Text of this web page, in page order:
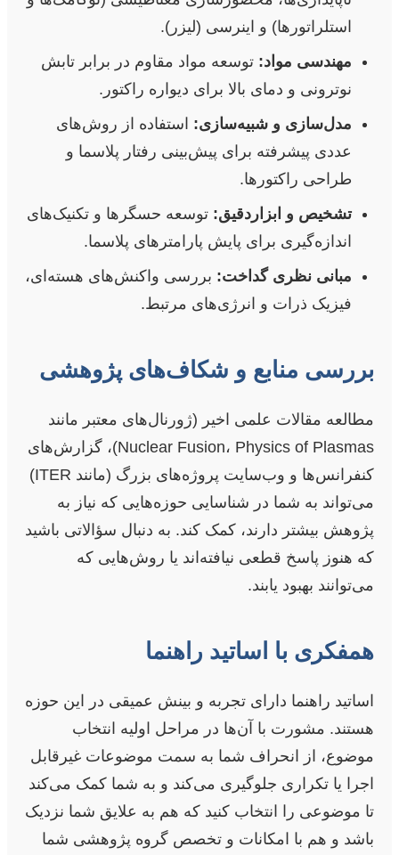
استلراتورها) و اینرسی (لیزر).
مهندسی مواد: توسعه مواد مقاوم در برابر تابش
نوترونی و دمای بالا برای دیواره راکتور.
مدل‌سازی و شبیه‌سازی: استفاده از روش‌های
عددی پیشرفته برای پیش‌بینی رفتار پلاسما و
طراحی راکتورها.
تشخیص و ابزاردقیق: توسعه حسگرها و تکنیک‌های
اندازه‌گیری برای پایش پارامترهای پلاسما.
مبانی نظری گداخت: بررسی واکنش‌های هسته‌ای،
فیزیک ذرات و انرژی‌های مرتبط.
بررسی منابع و شکاف‌های پژوهشی
مطالعه مقالات علمی اخیر (ژورنال‌های معتبر مانند
Nuclear Fusion، Physics of Plasmas)، گزارش‌های
کنفرانس‌ها و وب‌سایت پروژه‌های بزرگ (مانند ITER)
می‌تواند به شما در شناسایی حوزه‌هایی که نیاز به
پژوهش بیشتر دارند، کمک کند. به دنبال سؤالاتی باشید
که هنوز پاسخ قطعی نیافته‌اند یا روش‌هایی که
می‌توانند بهبود یابند.
همفکری با اساتید راهنما
اساتید راهنما دارای تجربه و بینش عمیقی در این حوزه
هستند. مشورت با آن‌ها در مراحل اولیه انتخاب
موضوع، از انحراف شما به سمت موضوعات غیرقابل
اجرا یا تکراری جلوگیری می‌کند و به شما کمک می‌کند
تا موضوعی را انتخاب کنید که هم به علایق شما نزدیک
باشد و هم با امکانات و تخصص گروه پژوهشی شما